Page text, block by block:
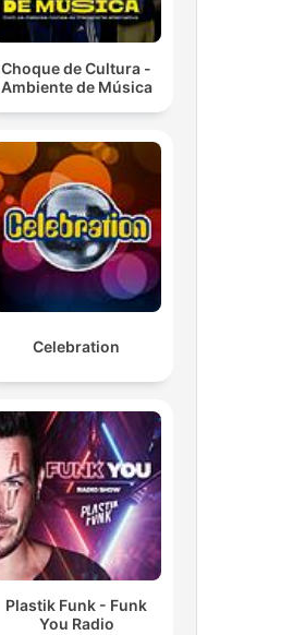
Choque de Cultura -
Ambiente de Música
Celebration
Plastik Funk - Funk
You Radio